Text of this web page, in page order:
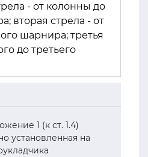
- от колонны до
вторая стрела - от
шарнира; третья
до третьего
1 (к ст. 1.4)
установленная на